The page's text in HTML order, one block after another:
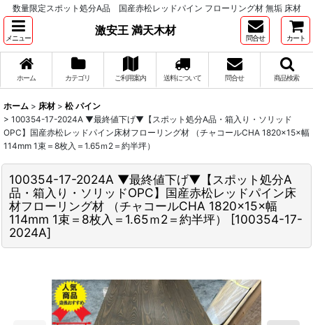
数量限定スポット処分A品 国産赤松レッドパイン フローリング材 無垢 床材
メニュー
激安王 満天木材
問合せ カート
ホーム カテゴリ ご利用案内 送料について 問合せ 商品検索
ホーム > 床材 > 松 パイン
> 100354-17-2024A ▼最終値下げ▼【スポット処分A品・箱入り・ソリッド
OPC】国産赤松レッドパイン床材フローリング材 （チャコールCHA 1820×15×幅
114mm 1束＝8枚入＝1.65ｍ2＝約半坪）
100354-17-2024A ▼最終値下げ▼【スポット処分A
品・箱入り・ソリッドOPC】国産赤松レッドパイン床
材フローリング材 （チャコールCHA 1820×15×幅
114mm 1束＝8枚入＝1.65ｍ2＝約半坪）
[100354-17-
2024A]